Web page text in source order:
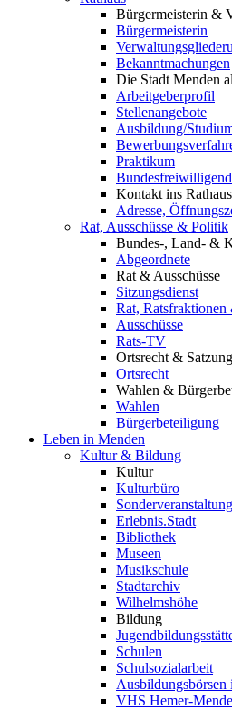
Bürgermeisterin &
Bürgermeisterin
Bekanntmachungen
Die Stadt Menden
Arbeitgeberprofil
Stellenangebote
Ausbildung/
Praktikum
Kontakt ins Rathaus
Adresse,
Rat, Ausschüsse & Politik
Bundes-, Land- &
Abgeordnete
Rat & Ausschüsse
Sitzungsdienst
Rat,
Ausschüsse
Rats-TV
Ortsrecht &
Ortsrecht
Wahlen &
Wahlen
Bürgerbeteiligung
Leben in Menden
Kultur & Bildung
Kultur
Kulturbüro
Erlebnis.Stadt
Bibliothek
Museen
Musikschule
Stadtarchiv
Wilhelmshöhe
Bildung
Schulen
Schulsozialarbeit
VHS Hemer-